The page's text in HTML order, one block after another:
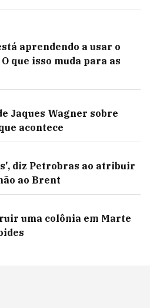
aprendendo a usar o
que isso muda para as
Jaques Wagner sobre
acontece
diz Petrobras ao atribuir
ao Brent
uma colônia em Marte